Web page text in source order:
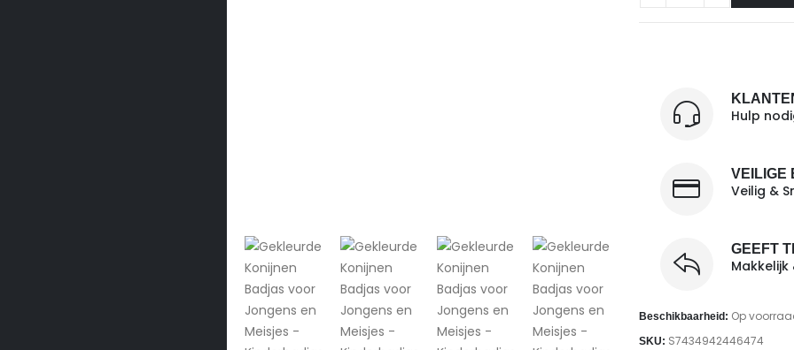
Hulp
VEILIGE
Veilig &
GEEFT
Beschikbaarheid: Op
SKU: S7434942446474